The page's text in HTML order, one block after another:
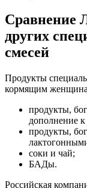
Сравнение
других
смесей
Продукты
кормящим
продукты,
дополнение
продукты,
соки и чай;
БАДы.
Российская